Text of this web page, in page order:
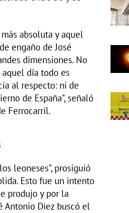
absoluta y aquel
engaño de José
dimensiones. No
aquel día todo es
al respecto: ni de
de España", señaló
Ferrocarril.
leoneses", prosiguió
Esto fue un intento
produjo y por la
Antonio Diez buscó el